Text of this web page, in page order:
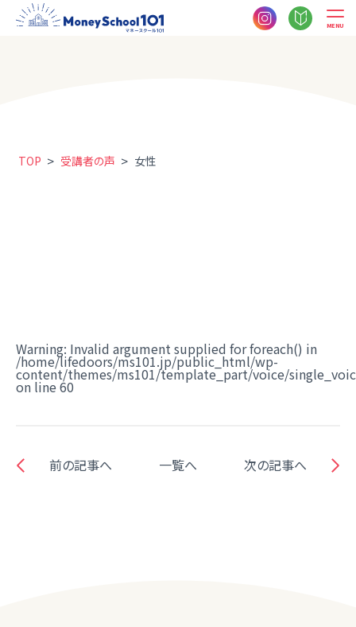
MENU
TOP > 受講者の声 > 女性
Warning: Invalid argument supplied for foreach() in
/home/lifedoors/ms101.jp/public_html/wp-
content/themes/ms101/template_part/voice/
on line 60
前の記事へ 一覧へ 次の記事へ